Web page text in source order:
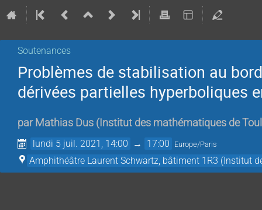
Soutenances
Problèmes de stabilisation au
dérivées partielles hyperboliques
par Mathias Dus ( Institut des mathématiques de
lundi 5 juil. 2021, 14:00 → 17:00 Europe/Paris
Amphithéâtre Laurent Schwartz, bâtiment 1R3 (Institut